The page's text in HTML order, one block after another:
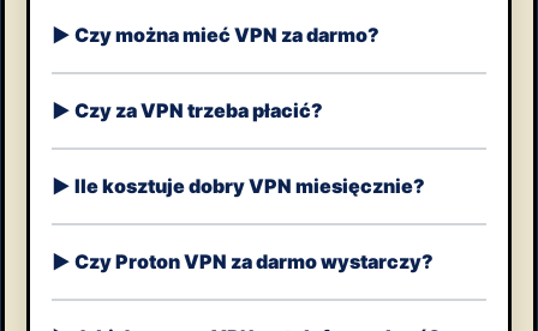
Czy można mieć VPN za darmo?
Czy za VPN trzeba płacić?
Ile kosztuje dobry VPN miesięcznie?
Czy Proton VPN za darmo wystarczy?